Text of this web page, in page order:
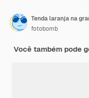
fotobomb
Você também pode